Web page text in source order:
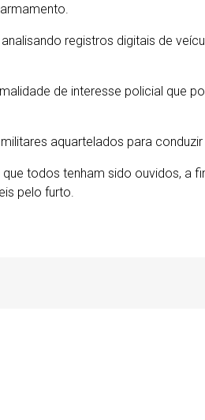
registros digitais de
de interesse policial que
aquartelados para
todos tenham sido ouvidos, a
pelo furto.